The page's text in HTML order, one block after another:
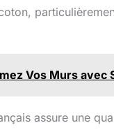
Vos Murs avec
assure une